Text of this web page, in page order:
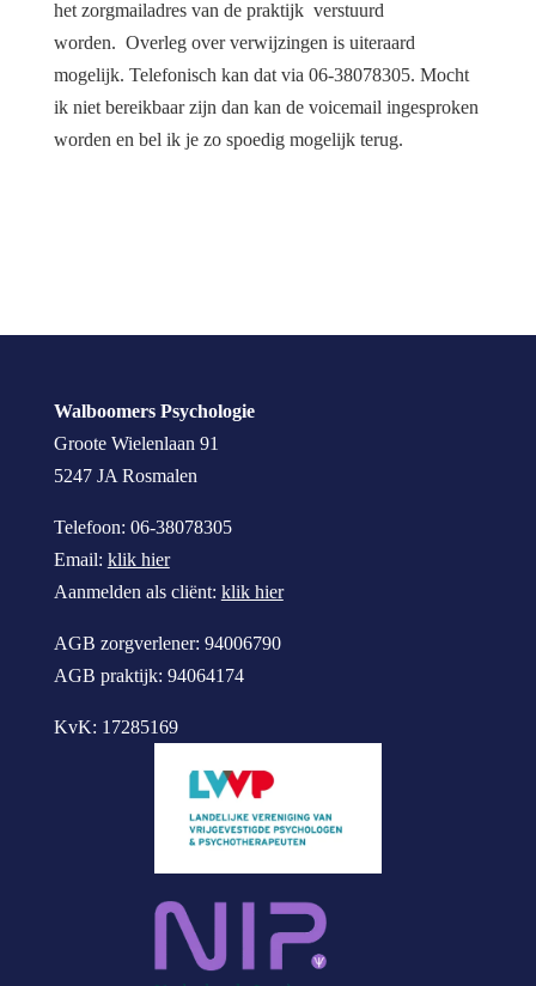
het zorgmailadres van de praktijk verstuurd
worden. Overleg over verwijzingen is uiteraard
mogelijk. Telefonisch kan dat via 06-38078305. Mocht
ik niet bereikbaar zijn dan kan de voicemail ingesproken
worden en bel ik je zo spoedig mogelijk terug.
Walboomers Psychologie
Groote Wielenlaan 91
5247 JA Rosmalen
Telefoon: 06-38078305
Email: klik hier
Aanmelden als cliënt: klik hier
AGB zorgverlener: 94006790
AGB praktijk: 94064174
KvK: 17285169